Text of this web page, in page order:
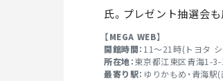
氏。プレゼント抽選会
【MEGA WEB】
開館時間： 11～21時(トヨタ
所在地：東京都江東区青海1-
最寄り駅： ゆりかもめ・青海